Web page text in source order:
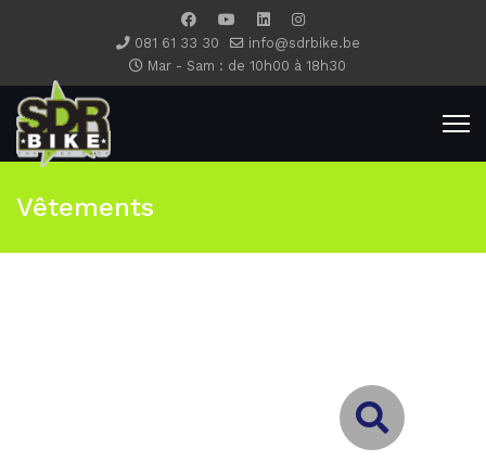
081 61 33 30
info@sdrbike.be
Mar - Sam : de 10h00 à 18h30
Vêtements